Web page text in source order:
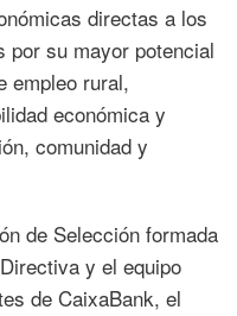
directas a los
por su mayor potencial
empleo rural,
económica y
comunidad y
de Selección formada
y el equipo
de CaixaBank, el